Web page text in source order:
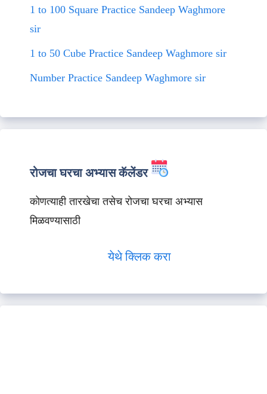
1 to 100 Square Practice Sandeep Waghmore
sir
1 to 50 Cube Practice Sandeep Waghmore sir
Number Practice Sandeep Waghmore sir
रोजचा घरचा अभ्यास कॅलेंडर
कोणत्याही तारखेचा तसेच रोजचा घरचा अभ्यास
मिळवण्यासाठी
येथे क्लिक करा